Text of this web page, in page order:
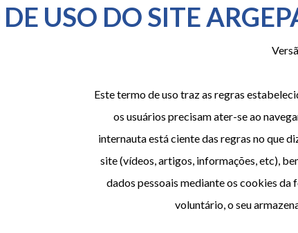
USO DO SITE
Este termo de uso traz as regras
os usuários precisam ater-se ao
internauta está ciente das regras no que
site (vídeos, artigos, informações, etc),
dados pessoais mediante os cookies
voluntário, o seu